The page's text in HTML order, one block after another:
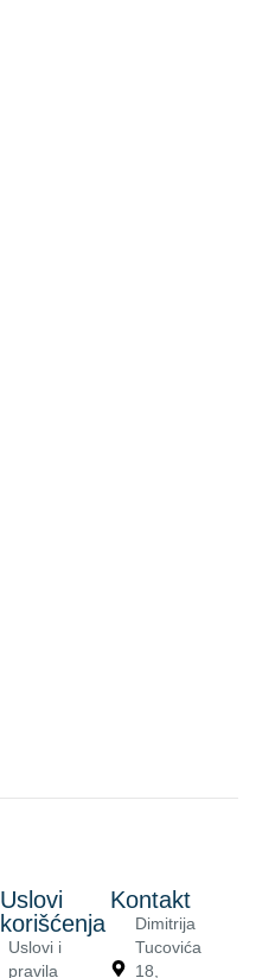
Uslovi
korišćenja
Uslovi i
pravila
Kontakt
Dimitrija
Tucovića
18,